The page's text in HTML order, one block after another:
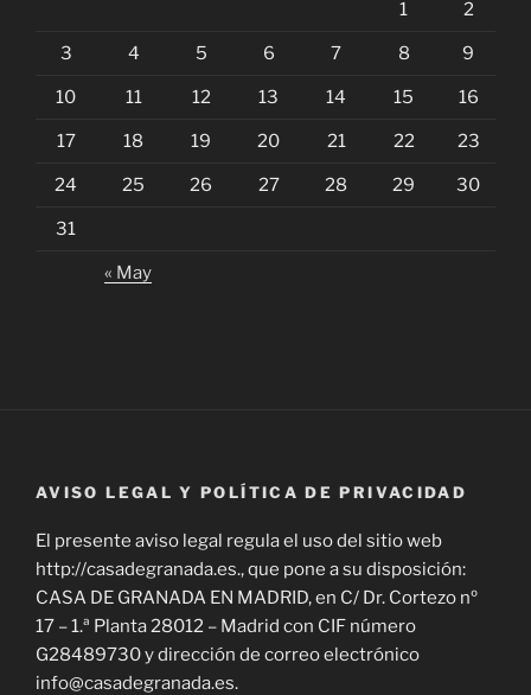
1 2
3 4 5 6 7 8 9
10 11 12 13 14 15 16
17 18 19 20 21 22 23
24 25 26 27 28 29 30
31
« May
AVISO LEGAL Y POLÍTICA DE PRIVACIDAD
El presente aviso legal regula el uso del sitio web
http://casadegranada.es., que pone a su disposición:
CASA DE GRANADA EN MADRID, en C/ Dr. Cortezo nº
17 – 1.ª Planta 28012 – Madrid con CIF número
G28489730 y dirección de correo electrónico
info@casadegranada.es.